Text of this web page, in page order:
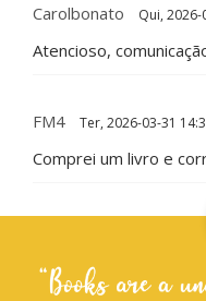
Carolbonato Qui, 2026-
Atencioso,
FM4 Ter, 2026-03-31
Comprei um livro e